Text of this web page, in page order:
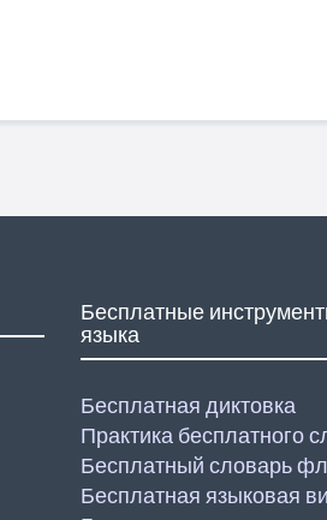
Бесплатные
языка
Бесплатная диктовка
Практика бесплатного
Бесплатный словарь
Бесплатная языковая